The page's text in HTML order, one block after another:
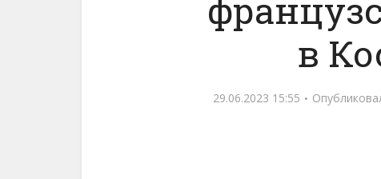
в
29.06.2023 15:55